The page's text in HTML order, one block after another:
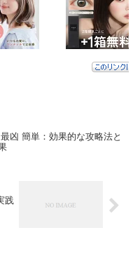
凶 簡単：効果的な攻略法と
践